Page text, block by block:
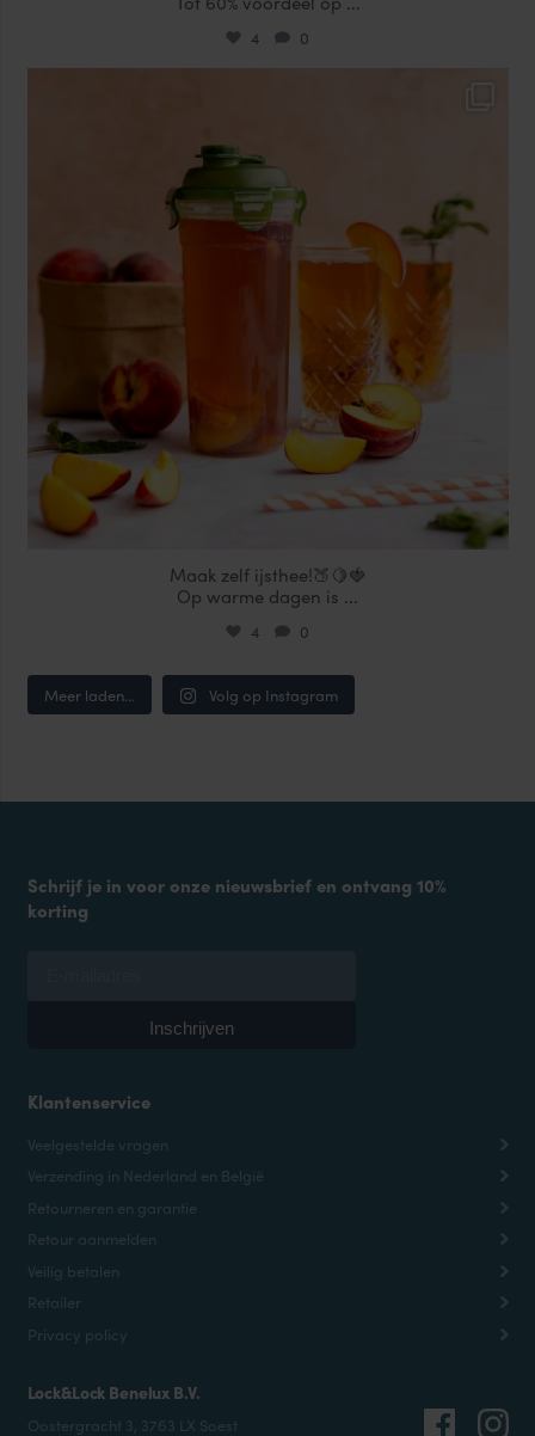
4 0
Maak zelf ijsthee!🍑🍋🍓
Op warme dagen is ...
4 0
Meer laden... Volg op Instagram
Klantenservice
Veelgestelde vragen
Verzending in Nederland en België
Retourneren en garantie
Retour aanmelden
Veilig betalen
Retailer
Privacy policy
Lock&Lock Benelux B.V.
Oostergracht 3, 3763 LX Soest
Schrijf je in voor onze nieuwsbrief en ontvang 10%
korting